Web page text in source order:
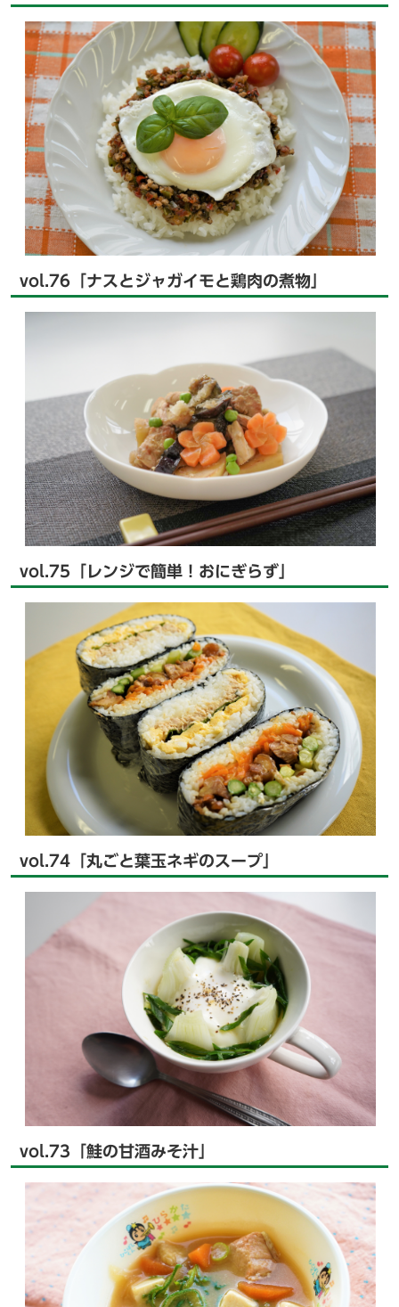
vol.76「ナスとジャガイモと鶏肉の煮物」
vol.75「レンジで簡単！おにぎらず」
vol.74「丸ごと葉玉ネギのスープ」
vol.73「鮭の甘酒みそ汁」